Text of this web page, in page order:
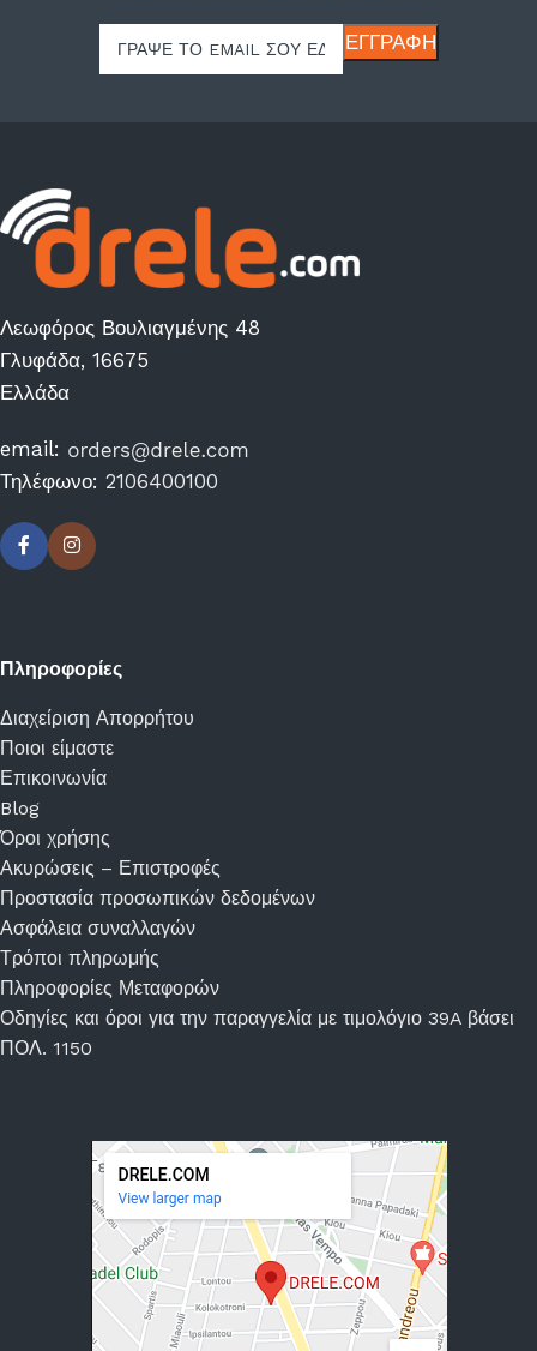
Λεωφόρος Βουλιαγμένης 48
Γλυφάδα, 16675
Ελλάδα
email:
Τηλέφωνο: 2106400100
Πληροφορίες
Διαχείριση Απορρήτου
Ποιοι είμαστε
Επικοινωνία
Blog
Όροι χρήσης
Ακυρώσεις – Επιστροφές
Προστασία προσωπικών δεδομένων
Ασφάλεια συναλλαγών
Τρόποι πληρωμής
Πληροφορίες Μεταφορών
Οδηγίες και όροι για την παραγγελία με τιμολόγιο 39A βάσει
ΠΟΛ. 1150